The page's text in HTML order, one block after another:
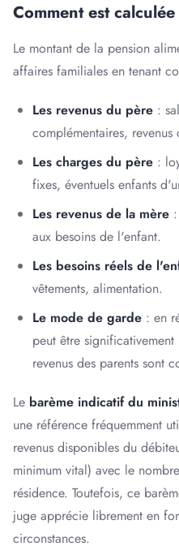
Comment est
Le montant de la pension
affaires familiales en tenant
Les revenus du père :
complémentaires,
Les charges du père :
fixes, éventuels enfants
Les revenus de la mère
aux besoins de l'enfant.
Les besoins réels de
vêtements, alimentation.
Le mode de garde : en
peut être
revenus des parents sont
Le barème indicatif du
une référence fréquemment
revenus disponibles du
minimum vital) avec le
résidence. Toutefois, ce
juge apprécie librement en
circonstances.